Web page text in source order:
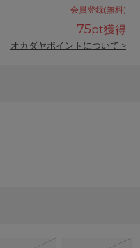
会員登録(無料)
75pt獲得
オカダヤポイントについて >